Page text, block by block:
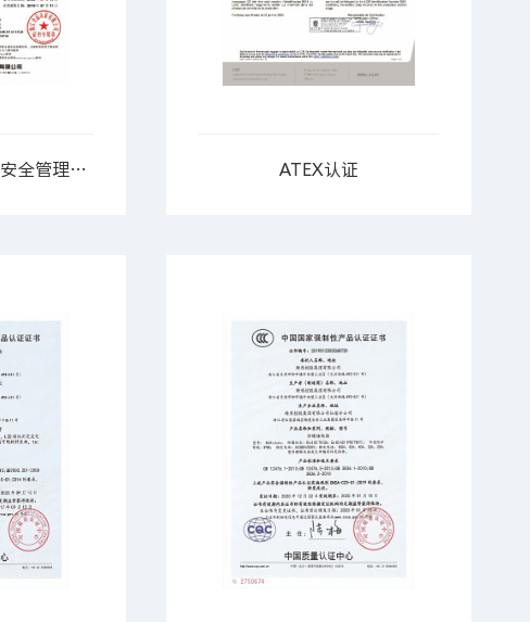
ISO45001职业健康安全管理体系认证 ATEX认证